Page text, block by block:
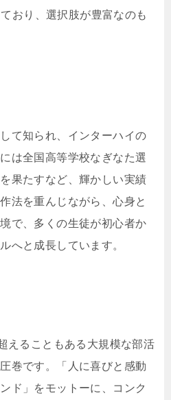
おり、選択肢が豊富なのも
て知られ、インターハイの
は全国高等学校なぎなた選
果たすなど、輝かしい実績
法を重んじながら、心身と
で、多くの生徒が初心者か
へと成長しています。
えることもある大規模な部活
巻です。「人に喜びと感動
ド」をモットーに、コンク